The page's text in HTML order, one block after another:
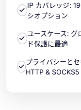
IP カバレッジ:
シオプション
ユースケース: グ
ド保護に最適
プライバシーと
HTTP & SOCKS5